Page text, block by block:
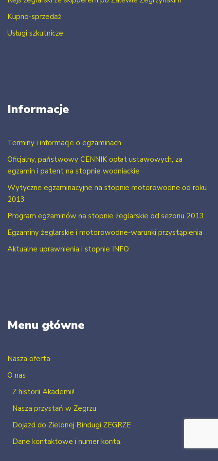
Kupno-sprzedaż
Usługi szkutnicze
Informacje
Terminy i informacje o egzaminach.
Oficjalny, państwowy CENNIK opłat ustawowych, za
egzamin i patent na stopnie wodniackie
Wytyczne egzaminacyjne na stopnie motorowodne od roku
2013
Program egzaminów na stopnie żeglarskie od sezonu 2013
Egzaminy żeglarskie i motorowodne-warunki przystąpienia
Aktualne uprawnienia i stopnie INFO
Menu główne
Nasza oferta
O nas
Z historii Akademii!
Nasza przystań w Zegrzu
Dojazd do Zielonej Bindugi ZEGRZE
Dane kontaktowe i numer konta.